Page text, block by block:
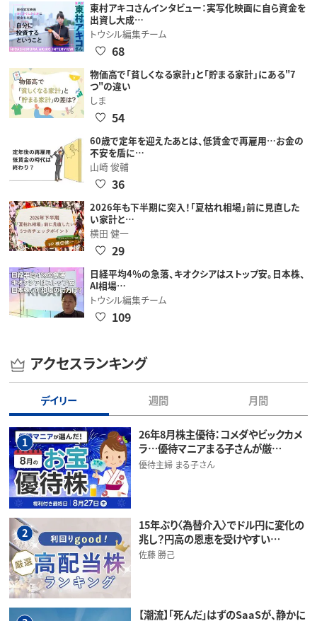
東村アキコさんインタビュー：実写化映画に自ら資金を
出資し大成…
トウシル編集チーム
68
物価高で「貧しくなる家計」と「貯まる家計」にある"7
つ"の違い
しま
54
60歳で定年を迎えたあとは、低賃金で再雇用…お金の
不安を盾に…
山崎 俊輔
36
2026年も下半期に突入！「夏枯れ相場」前に見直した
い家計と…
横田 健一
29
日経平均4％の急落、キオクシアはストップ安。日本株、
AI相場…
トウシル編集チーム
109
アクセスランキング
デイリー 週間 月間
1
26年8月株主優待：コメダやビックカメ
ラ…優待マニアまる子さんが厳…
優待主婦 まる子さん
2
15年ぶり〈為替介入〉でドル円に変化の
兆し？円高の恩恵を受けやすい…
佐藤 勝己
【潮流】「死んだ」はずのSaaSが、静かに